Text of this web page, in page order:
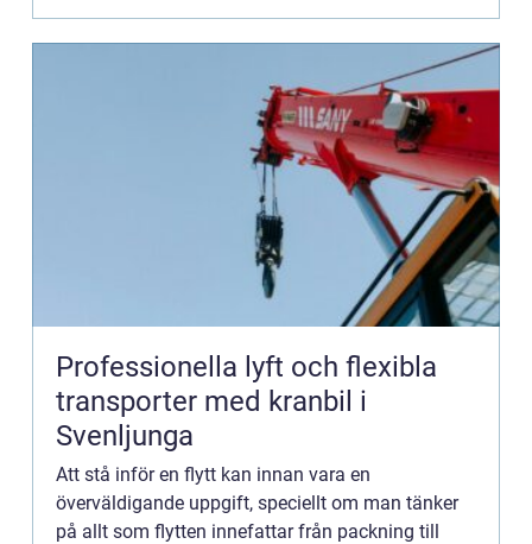
Professionella lyft och flexibla
transporter med kranbil i
Svenljunga
Att stå inför en flytt kan innan vara en
överväldigande uppgift, speciellt om man tänker
på allt som flytten innefattar från packning till